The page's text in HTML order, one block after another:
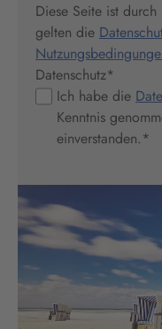
Diese Seite ist
gelten die
Datenschutz*
Ich habe die
Kenntnis
einverstanden.*